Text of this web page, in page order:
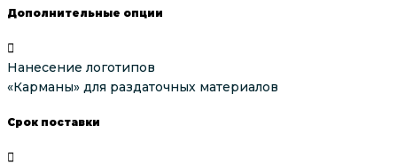
Дополнительные опции
Нанесение логотипов
«Карманы» для раздаточных материалов
Срок поставки